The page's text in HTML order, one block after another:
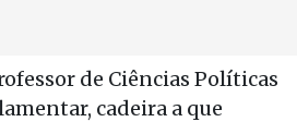
de Ciências Políticas
cadeira a que